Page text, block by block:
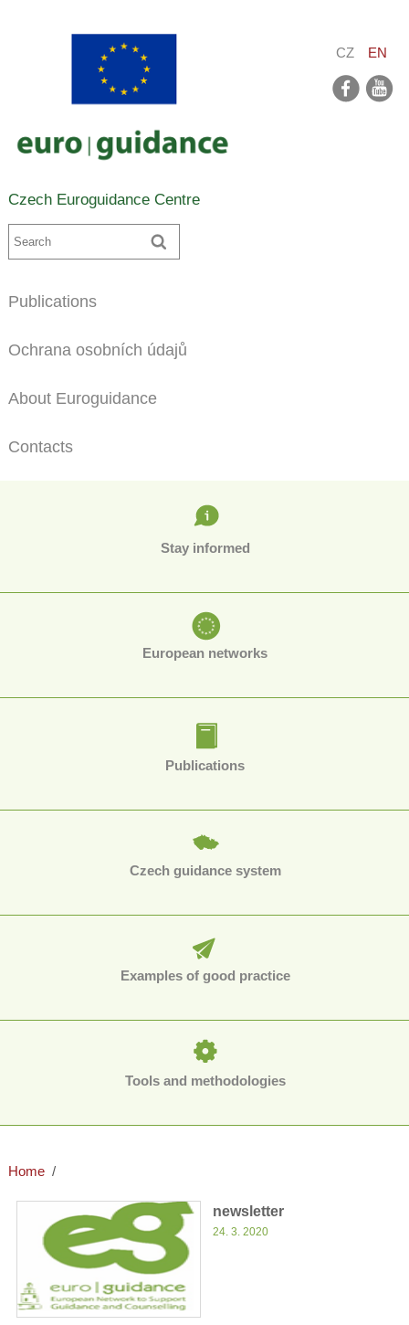
Czech Euroguidance Centre
CZ EN
Publications
Ochrana osobních údajů
About Euroguidance
Contacts
Stay informed
European networks
Publications
Czech guidance system
Examples of good practice
Tools and methodologies
Home
newsletter
24. 3. 2020